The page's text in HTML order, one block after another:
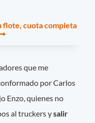
flote, cuota completa
que me
por Carlos
Enzo, quienes no
al truckers ysalir